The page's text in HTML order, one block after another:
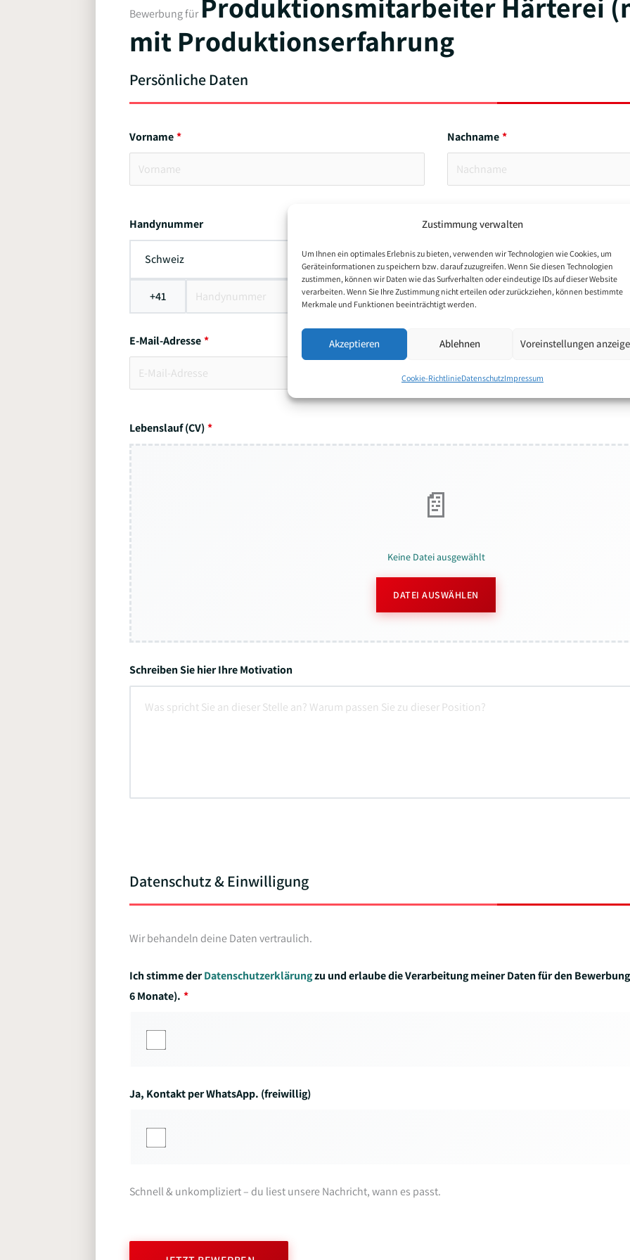
Zustimmung verwalten
Um Ihnen ein optimales Erlebnis zu bieten, verwenden wir Technologien wie Cookies, um
Geräteinformationen zu speichern bzw. darauf zuzugreifen. Wenn Sie diesen Technologien
zustimmen, können wir Daten wie das Surfverhalten oder eindeutige IDs auf dieser Website
verarbeiten. Wenn Sie Ihre Zustimmung nicht erteilen oder zurückziehen, können bestimmte
Merkmale und Funktionen beeinträchtigt werden.
Akzeptieren Ablehnen Voreinstellungen
Cookie-RichtlinieDatenschutzImpressum
Bewerbung für
mit Produktionserfahrung
Persönliche Daten
Vorname Nachname
Handynummer
Schweiz
+41
E-Mail-Adresse
Lebenslauf (CV)
Keine Datei ausgewählt
DATEI AUSWÄHLEN
Schreiben Sie hier Ihre Motivation
Datenschutz & Einwilligung
Wir behandeln deine Daten vertraulich.
Ich stimme derDatenschutzerklärungzu und erlaube die Verarbeitung meiner Daten für den
6 Monate).
Ja, Kontakt per WhatsApp. (freiwillig)
Schnell & unkompliziert – du liest unsere Nachricht, wann es passt.